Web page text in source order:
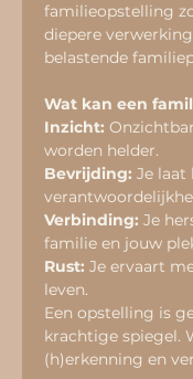
familieopstelling
diepere
belastende
Wat kan een
Inzicht:
worden helder.
Bevrijding: Je laat
Verbinding: Je
familie en jouw
Rust: Je ervaart
leven.
Een opstelling is
krachtige spiegel.
(h)erkenning en